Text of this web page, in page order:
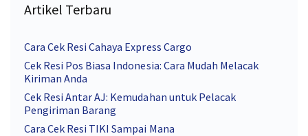
Artikel Terbaru
Cara Cek Resi Cahaya Express Cargo
Cek Resi Pos Biasa Indonesia: Cara Mudah Melacak
Kiriman Anda
Cek Resi Antar AJ: Kemudahan untuk Pelacak
Pengiriman Barang
Cara Cek Resi TIKI Sampai Mana